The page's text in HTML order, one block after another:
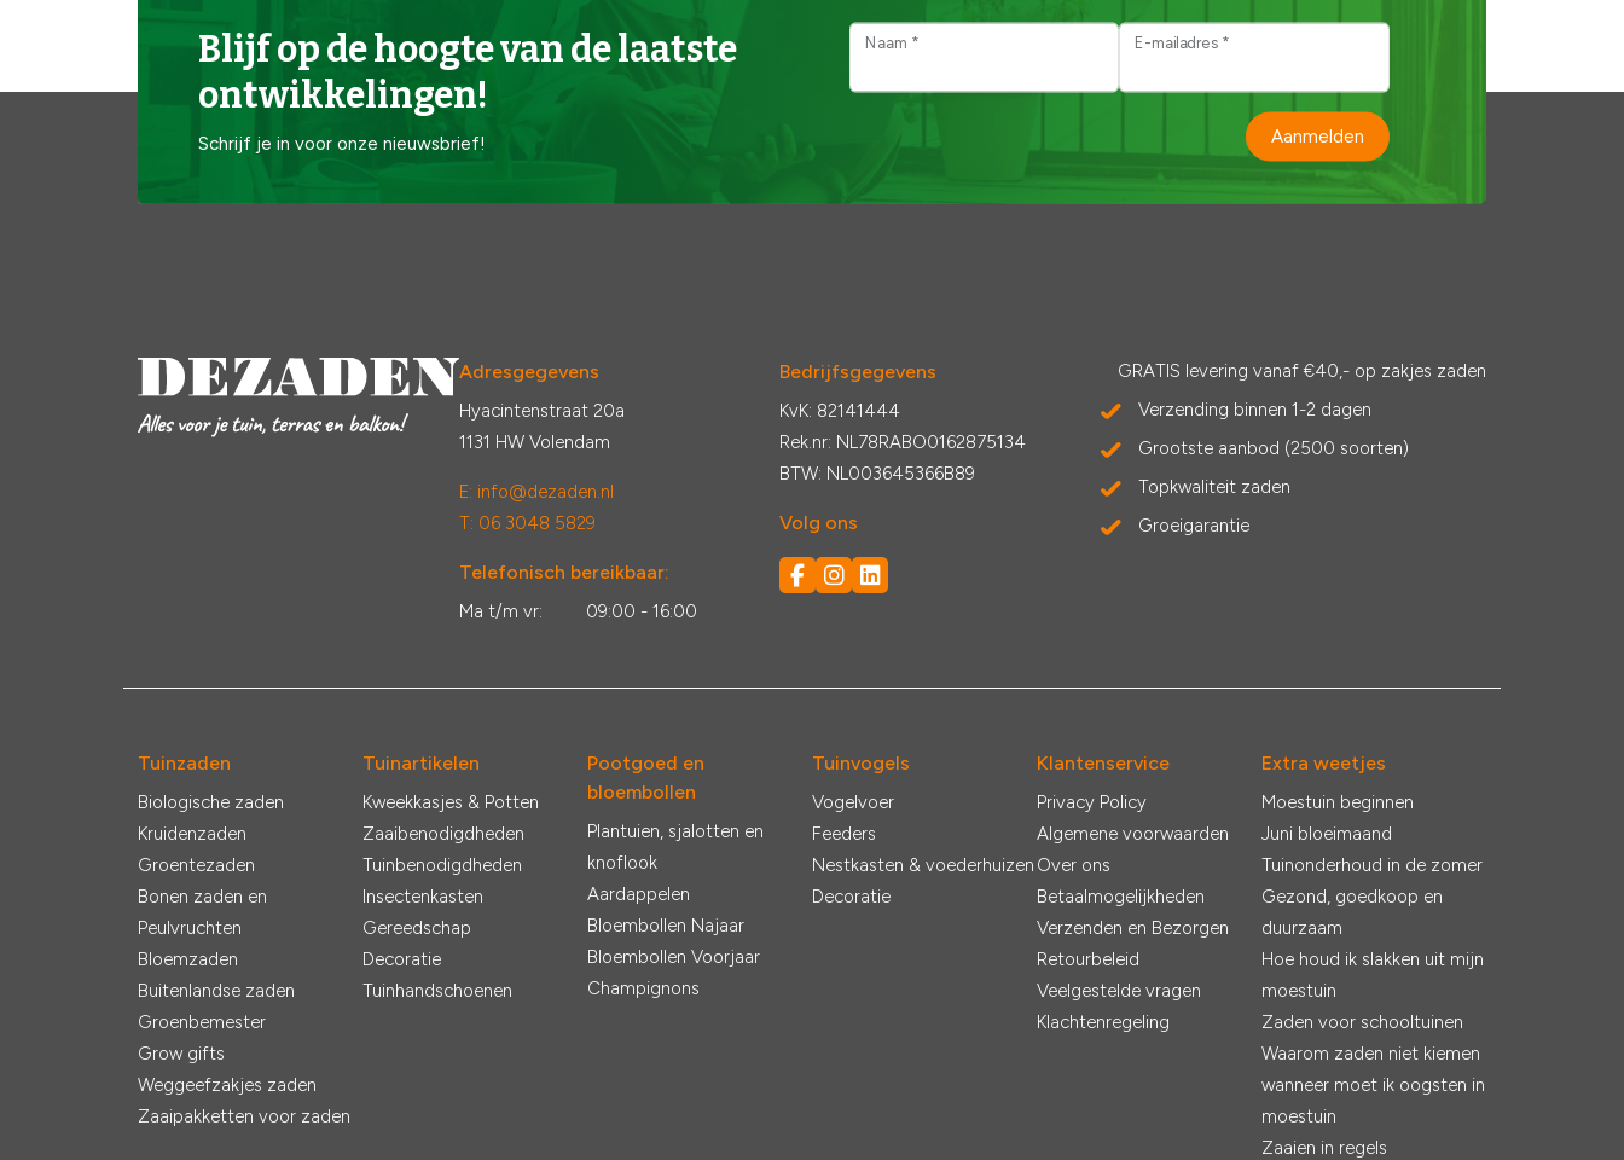
Blijf op de hoogte van de laatste
ontwikkelingen!
Schrijf je in voor onze nieuwsbrief!
Naam * E-mailadres *
Aanmelden
Adresgegevens
Hyacintenstraat 20a
1131 HW Volendam
E: info@dezaden.nl
T: 06 3048 5829
Telefonisch bereikbaar:
Ma t/m vr: 09:00 - 16:00
Bedrijfsgegevens
KvK: 82141444
Rek.nr: NL78RABO0162875134
BTW: NL003645366B89
Volg ons
GRATIS levering vanaf €40,- op zakjes zaden
Verzending binnen 1-2 dagen
Grootste aanbod (2500 soorten)
Topkwaliteit zaden
Groeigarantie
Tuinzaden
Biologische zaden
Kruidenzaden
Groentezaden
Bonen zaden en
Peulvruchten
Bloemzaden
Buitenlandse zaden
Groenbemester
Grow gifts
Weggeefzakjes zaden
Zaaipakketten voor zaden
Tuinartikelen
Kweekkasjes & Potten
Zaaibenodigdheden
Tuinbenodigdheden
Insectenkasten
Gereedschap
Decoratie
Tuinhandschoenen
Pootgoed en
bloembollen
Plantuien, sjalotten en
knoflook
Aardappelen
Bloembollen Najaar
Bloembollen Voorjaar
Champignons
Tuinvogels
Vogelvoer
Feeders
Nestkasten & voederhuizen
Decoratie
Klantenservice
Privacy Policy
Algemene voorwaarden
Over ons
Betaalmogelijkheden
Verzenden en Bezorgen
Retourbeleid
Veelgestelde vragen
Klachtenregeling
Extra weetjes
Moestuin beginnen
Juni bloeimaand
Tuinonderhoud in de zomer
Gezond, goedkoop en
duurzaam
Hoe houd ik slakken uit mijn
moestuin
Zaden voor schooltuinen
Waarom zaden niet kiemen
wanneer moet ik oogsten in
moestuin
Zaaien in regels